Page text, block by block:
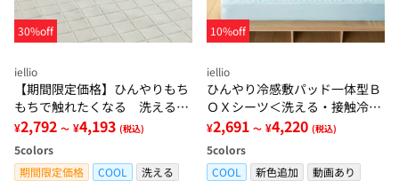
30%off
iellio
【期間限定価格】ひんやりもち
もちで触れたくなる 洗えるラ
グ＜低反発・滑りにくい・接触
冷感・防ダニ・カーペット＞
¥2,792 ～ ¥4,193 (税込)
5colors
期間限定価格
COOL
洗える
10%off
iellio
ひんやり冷感敷パッド一体型Ｂ
ＯＸシーツ＜洗える・接触冷
感・抗菌防臭・時短・家事楽・
ボックスシーツ・寝苦しさ対策
＞
¥2,691 ～ ¥4,220 (税込)
5colors
COOL
新色追加
動画あり